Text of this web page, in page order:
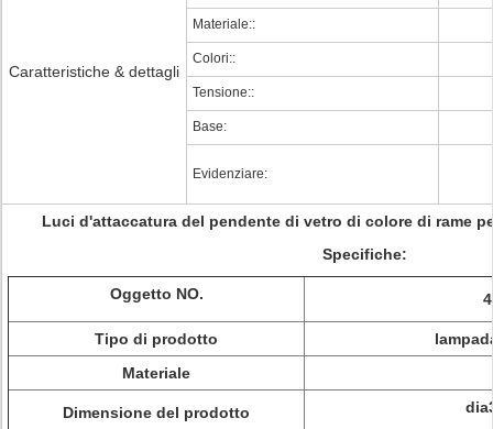
Caratteristiche & dettagli
Materiale::
Colori::
Tensione::
Base:
Evidenziare:
Luci d'attaccatura del pendente di vetro di colore di rame
Specifiche:
Oggetto NO.
Tipo di prodotto
Materiale
Dimensione del prodotto